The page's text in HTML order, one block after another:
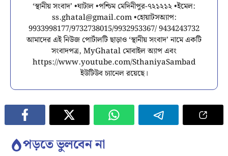
‘স্থানীয় সংবাদ’ •ঘাটাল •পশ্চিম মেদিনীপুর-৭২১২১২ •ইমেল:
ss.ghatal@gmail.com•হোয়াটসঅ্যাপ:
9933998177/9732738015/9932953367/ 9434243732
আমাদের এই নিউজ পোর্টালটি ছাড়াও ‘স্থানীয় সংবাদ’ নামে একটি
সংবাদপত্র, MyGhatal মোবাইল অ্যাপ এবং
https://www.youtube.com/SthaniyaSambad
ইউটিউব চ্যানেল রয়েছে।
পড়তে ভুলবেন না